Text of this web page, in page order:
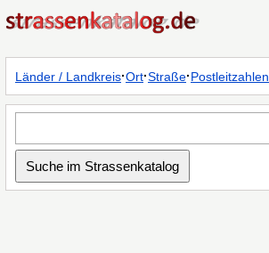
Länder / Landkreis·Ort·Straße·Postleitzahlen